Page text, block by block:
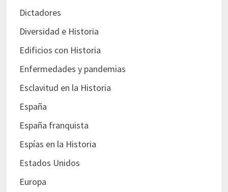
Dictadores
Diversidad e Historia
Edificios con Historia
Enfermedades y pandemias
Esclavitud en la Historia
España
España franquista
Espías en la Historia
Estados Unidos
Europa